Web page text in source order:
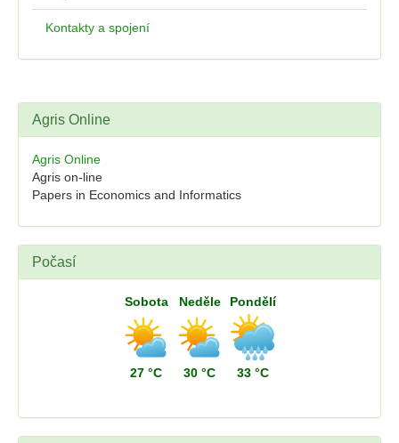
Kontakty a spojení
Agris Online
Agris Online
Agris on-line
Papers in Economics and Informatics
Počasí
Sobota
27 °C
Neděle
30 °C
Pondělí
33 °C